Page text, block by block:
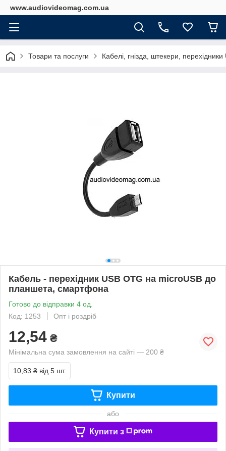
www.audiovideomag.com.ua
Товари та послуги Кабелі, гнізда, штекери,
Кабель - перехідник USB OTG на microUSB до
планшета, смартфона
Готово до відправки 4 од.
Код: 1253
Опт і роздріб
12,54 ₴
Мінімальна сума замовлення на сайті — 200 ₴
10,83 ₴ від 5 шт.
Купити
або
Купити з